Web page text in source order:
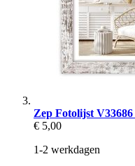
Zep Fotolijst
€ 5,00
1-2 werkdagen